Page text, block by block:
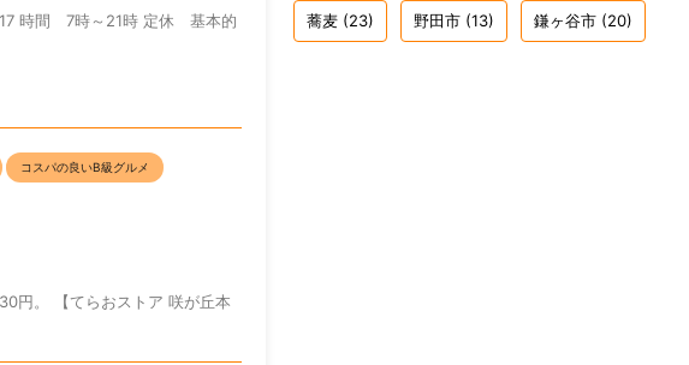
時間 7時～21時 定休 基本的
コスパの良いB級グルメ
円。 【てらおストア 咲が丘本
蕎麦 (23) 野田市 (13) 鎌ヶ谷市 (20)